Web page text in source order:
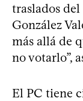
traslados
González
más allá de
no votarlo”,
El PC tiene